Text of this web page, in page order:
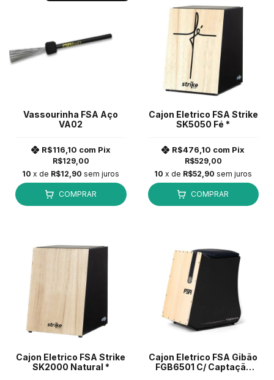
Vassourinha FSA Aço
VA02
R$129,00
R$116,10 com Pix
10 x de R$12,90 sem juros
COMPRAR
Cajon Eletrico FSA Strike
SK5050 Fé *
R$529,00
R$476,10 com Pix
10 x de R$52,90 sem juros
COMPRAR
Cajon Eletrico FSA Strike
SK2000 Natural *
Cajon Eletrico FSA Gibão
FGB6501 C/ Captação